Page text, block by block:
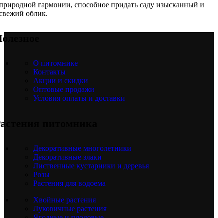
гармонии, способное придать саду изысканный и
облик.
О питомнике
Контакты
Акции и скидки
Оптовые продажи
Условия оплаты и доставки
питомника
Декоративные многолетники
Декоративные злаки
Лиственные кустарники и деревья
Розы
Растения для водоема
Хвойные растения
Луковичные растения